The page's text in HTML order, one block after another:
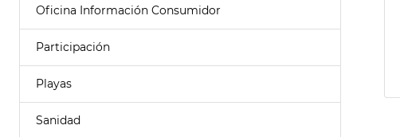
Oficina Información Consumidor
Participación
Playas
Sanidad